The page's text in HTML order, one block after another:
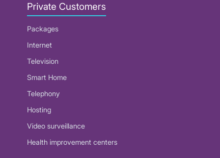
Private Customers
Packages
Internet
Television
Smart Home
Telephony
Hosting
Video surveillance
Health improvement centers